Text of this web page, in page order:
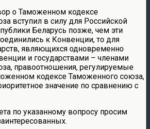
о Таможенном кодексе
вступил в силу для Российской
Беларусь позже, чем эти
к Конвенции, то для
являющихся одновременно
и государствами – членами
правоотношения, регулируемые
кодексе Таможенного союза,
значение по сравнению с
по указанному вопросу просим